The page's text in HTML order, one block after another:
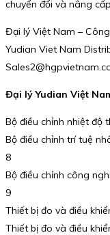
chuyển đổi và nâng
Đại lý Việt Nam –
Yudian Viet Nam
Đại lý Yudian Việt
Bộ điều chỉnh nhiệt độ
Bộ điều chỉnh trí tuệ
8
Bộ điều chỉnh công
9
Thiết bị đo và điều
Thiết bị đo và điều